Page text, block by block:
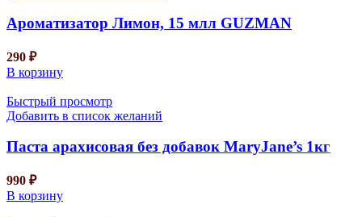
Ароматизатор Лимон, 15 млл GUZMAN
290 ₽
В корзину
Быстрый просмотр
Добавить в список желаний
Паста арахисовая без добавок MaryJane’s 1кг
990 ₽
В корзину